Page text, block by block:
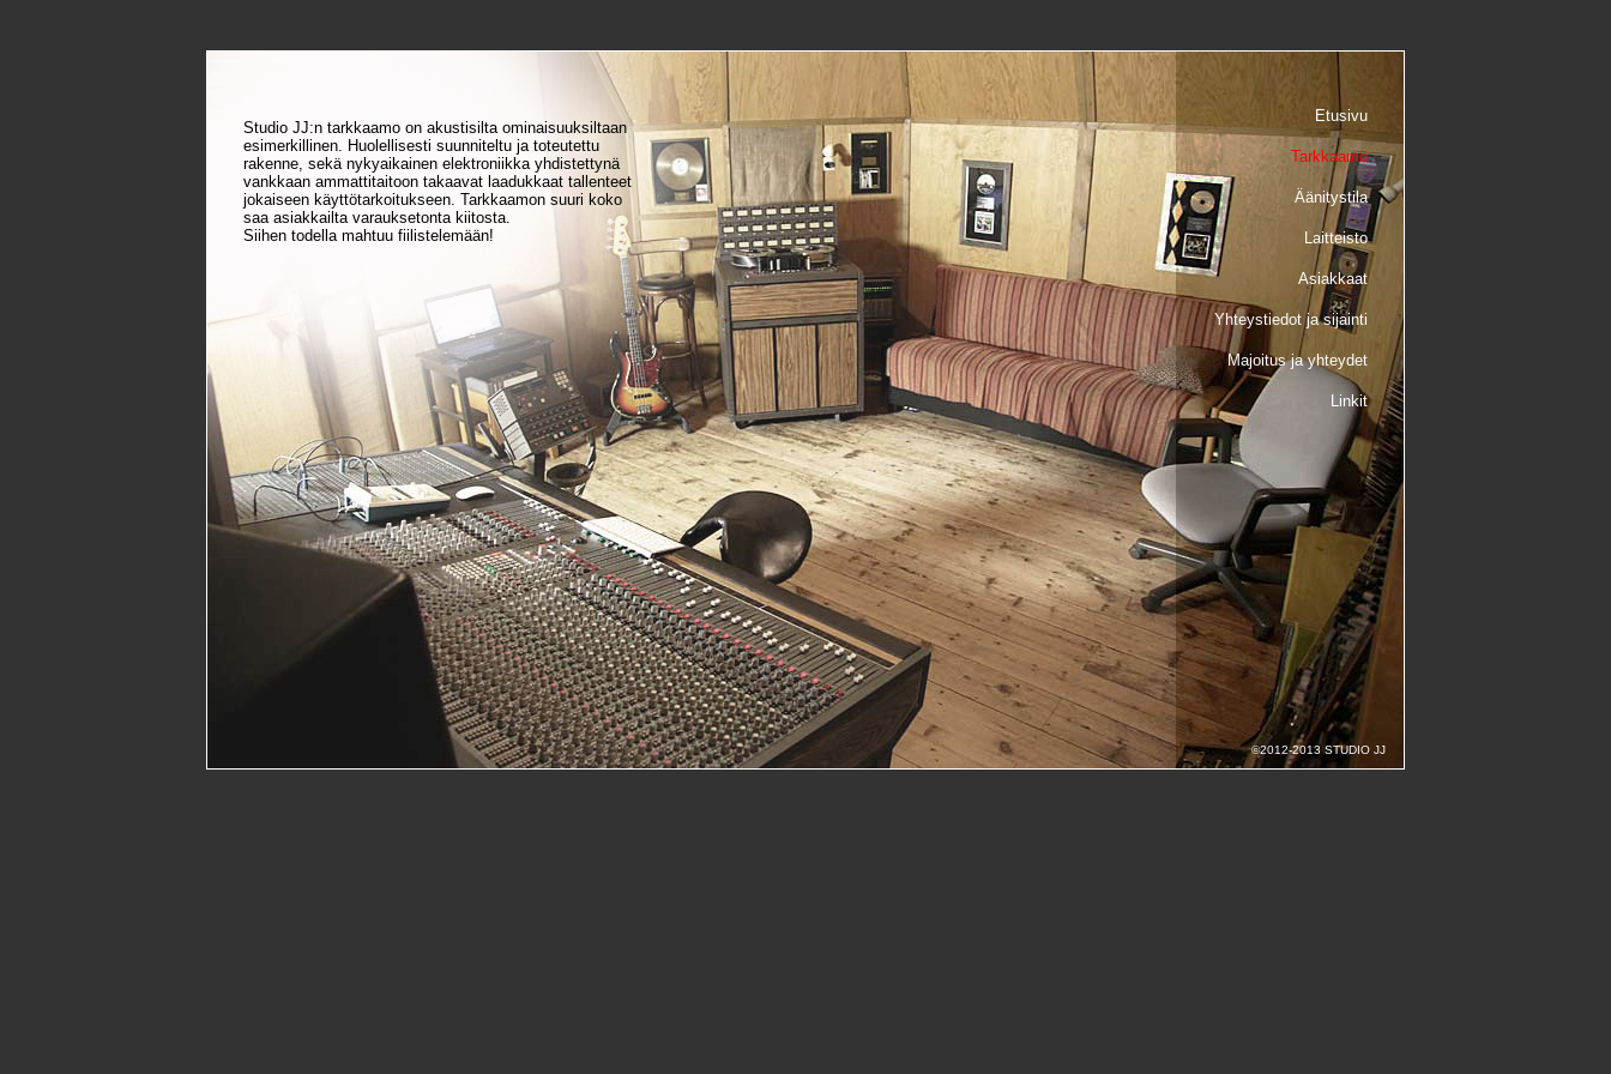
Studio JJ:n tarkkaamo on akustisilta ominaisuuksiltaan
esimerkillinen. Huolellisesti suunniteltu ja toteutettu
rakenne, sekä nykyaikainen elektroniikka yhdistettynä
vankkaan ammattitaitoon takaavat laadukkaat tallenteet
jokaiseen käyttötarkoitukseen. Tarkkaamon suuri koko
saa asiakkailta varauksetonta kiitosta.
Siihen todella mahtuu fiilistelemään!
Etusivu
Tarkkaamo
Äänitystila
Laitteisto
Asiakkaat
Yhteystiedot ja sijainti
Majoitus ja yhteydet
Linkit
©2012-2013 STUDIO JJ